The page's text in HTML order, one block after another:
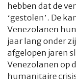
hebben dat de
‘gestolen’. De
Venezolanen
jaar lang onder
afgelopen jaren
Venezolanen op
humanitaire